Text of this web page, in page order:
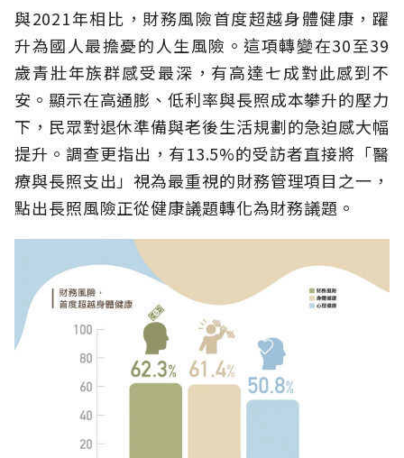
與2021年相比，財務風險首度超越身體健康，躍
升為國人最擔憂的人生風險。這項轉變在30至39
歲青壯年族群感受最深，有高達七成對此感到不
安。顯示在高通膨、低利率與長照成本攀升的壓力
下，民眾對退休準備與老後生活規劃的急迫感大幅
提升。調查更指出，有13.5%的受訪者直接將「醫
療與長照支出」視為最重視的財務管理項目之一，
點出長照風險正從健康議題轉化為財務議題。